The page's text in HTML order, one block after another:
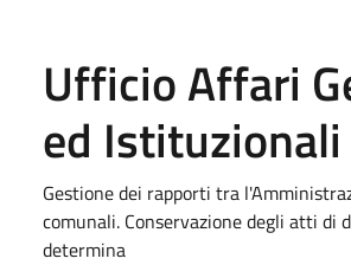
Ufficio Affari
ed Istituzionali
Gestione dei rapporti tra
comunali. Conservazione degli atti di
determina